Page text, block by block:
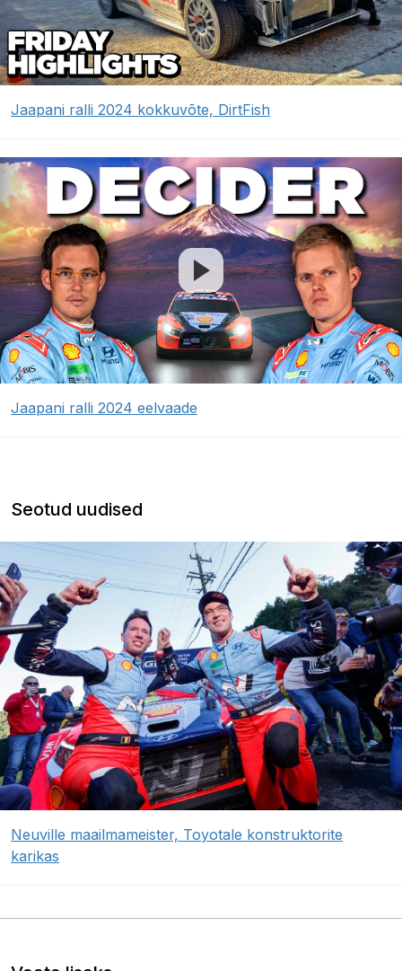
Jaapani ralli 2024 kokkuvõte, DirtFish
Jaapani ralli 2024 eelvaade
Seotud uudised
Neuville maailmameister, Toyotale konstruktorite
karikas